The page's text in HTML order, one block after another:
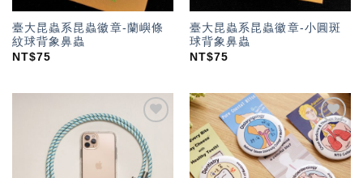
臺大昆蟲系昆蟲徽章-蘭嶼條
紋球背象鼻蟲
NT$75
臺大昆蟲系昆蟲徽章-小圓斑
球背象鼻蟲
NT$75
「願
望輕
單」
加入
「願
望輕
單」